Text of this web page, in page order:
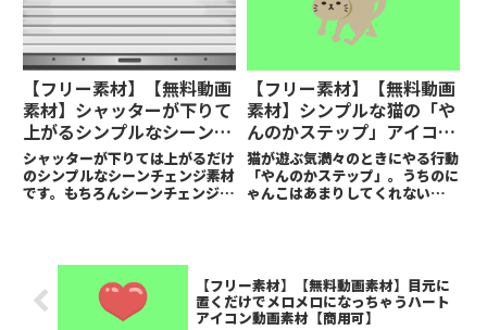
【フリー素材】【無料動画
素材】シャッターが下りて
上がるシンプルなシーンチ
ェンジ素材【商用可】
シャッターが下りては上がるだけ
のシンプルなシーンチェンジ素材
です。もちろんシーンチェンジ以
【フリー素材】【無料動画
素材】シンプルな猫の「や
んのかステップ」アイコン
【商用可】
猫が遊ぶ気満々のときにやる行動
「やんのかステップ」。うちのに
ゃんこはあまりしてくれないので
だき感謝です！）その子の動きを
モデルに作成させていただきまし
た。
【フリー素材】【無料動画素材】目元に
置くだけでメロメロになっちゃうハート
アイコン動画素材【商用可】